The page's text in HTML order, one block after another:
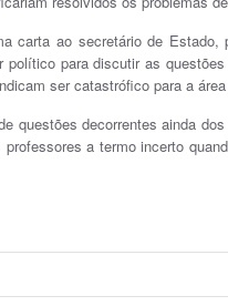
carta ao secretário de
para discutir as
ser catastrófico para a
questões decorrentes ainda
a termo incerto